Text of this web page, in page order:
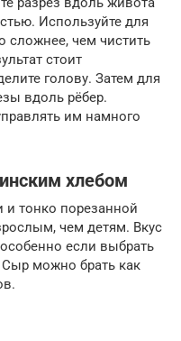
Используйте для
сложнее, чем чистить
стоит
голову. Затем для
вдоль рёбер.
им намного
хлебом
тонко порезанной
чем детям. Вкус
если выбрать
можно брать как